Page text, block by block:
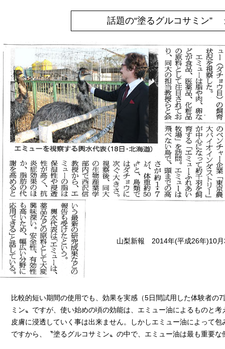
話題の“塗るグルコサミン”
山梨新報 2014年(平成26年)10
比較的短い期間の使用でも、効果を実感（5日間試用した体験者
ミン〟ですが、使い始めの頃の効能は、エミュー油によるものと
皮膚に浸透していく事は出来ません。しかしエミュー油によって
ですから、〝塗るグルコサミン〟の中で、エミュー油は最も重要